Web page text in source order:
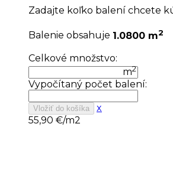
Zadajte koľko balení chcete
Balenie obsahuje 1.0800 m2
Celkové množstvo:
m2
Vypočítaný počet balení:
Vložiť do košíka
x
55,90 €/m2